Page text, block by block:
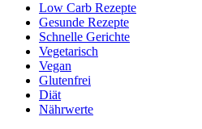
Low Carb Rezepte
Gesunde Rezepte
Schnelle Gerichte
Vegetarisch
Vegan
Glutenfrei
Diät
Nährwerte